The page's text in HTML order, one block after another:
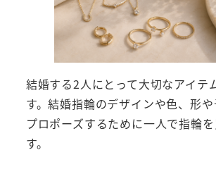
結婚する2人にとって大切なアイ
す。結婚指輪のデザインや色、形
プロポーズするために一人で指輪
す。